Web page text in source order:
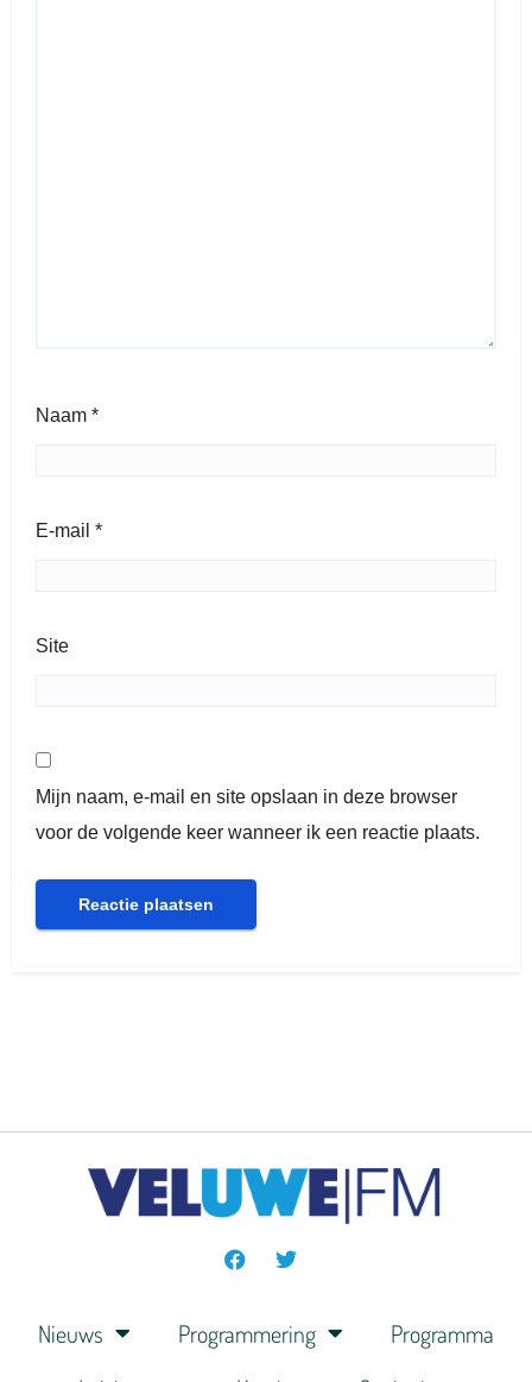
Naam *
E-mail *
Site
Mijn naam, e-mail en site opslaan in deze browser
voor de volgende keer wanneer ik een reactie plaats.
Nieuws Programmering
Programma